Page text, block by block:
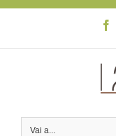
Skip
Vai a...